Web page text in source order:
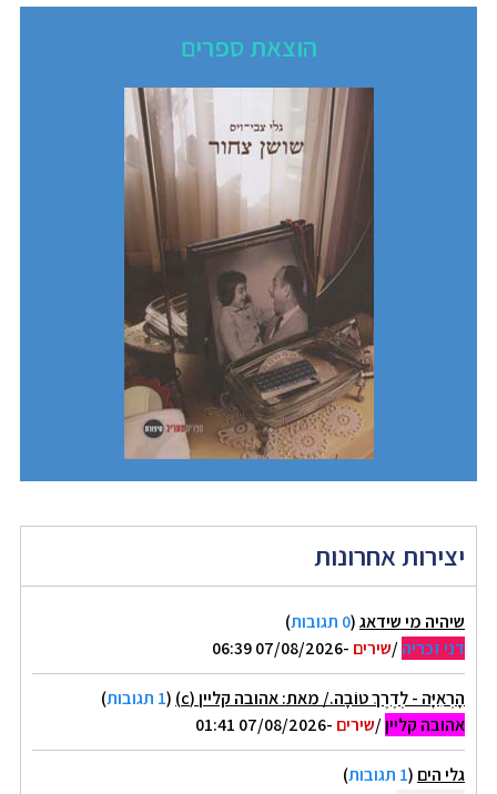
הוצאת ספרים
יצירות אחרונות
שיהיה מי שידאג(0 תגובות
)
דני זכריה/שירים -07/08/2026 06:39
הָרְאִיָּה - לְדֶרֶךְ טוֹבָה./ מאת: אהובה קליין (c) (1 תגובות
)
אהובה קליין/שירים -07/08/2026 01:41
גלי הים (1 תגובות
)